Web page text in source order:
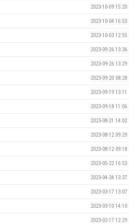
2023-10-09 15:20
2023-10-04 16:53
2023-10-03 12:55
2023-09-26 13:36
2023-09-26 13:29
2023-09-20 08:28
2023-09-19 13:11
2023-09-18 11:06
2023-08-21 14:02
2023-08-12 09:29
2023-08-12 09:18
2023-05-22 16:53
2023-04-24 13:37
2023-03-17 13:07
2023-03-10 14:10
2023-02-17 12:29